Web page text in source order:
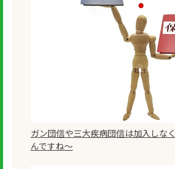
ガン団信や三大疾病団信は加入しな
んですね～